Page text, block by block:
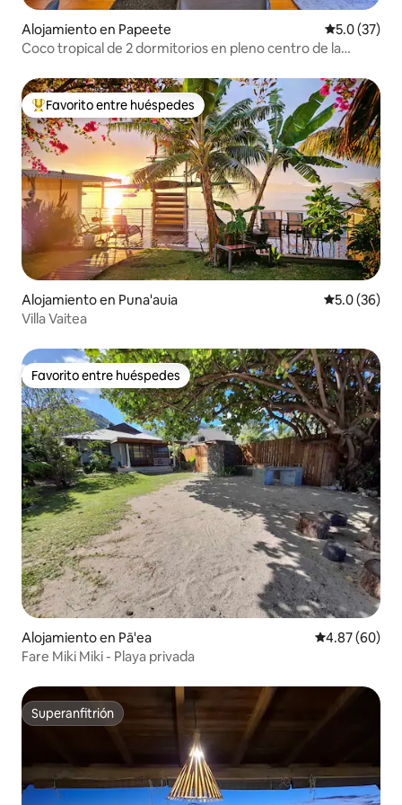
Alojamiento en Papeete Calificación
5.0 (37)
Coco tropical de 2 dormitorios en pleno centro de la
Favorito entre huéspedes preferido
Favorito entre huéspedes
Alojamiento en Puna'auia Calificación
5.0 (36)
Villa Vaitea
Favorito entre huéspedes
Favorito entre huéspedes
Alojamiento en Pā'ea Calificación
4.87 (60)
Fare Miki Miki - Playa privada
Superanfitrión
Superanfitrión